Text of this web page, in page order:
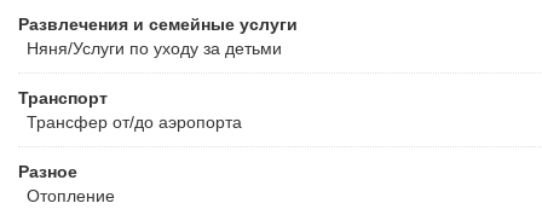
Развлечения и семейные услуги
Няня/Услуги по уходу за детьми
Транспорт
Трансфер от/до аэропорта
Разное
Отопление